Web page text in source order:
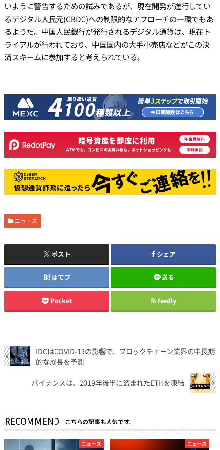
いように警告するための試みであるが、現在開発が進行してい
るデジタル人民元(CBDC)への制限的なアプローチの一環でもあ
るようだ。中国人民銀行が発行されるデジタル通貨は、現在ト
ライアルが行われており、中国国内の大手小売店などがこの決
済スキームに参加すると考えられている。
ニュース
ポスト シェア
はてブ 送る
Pocket feedly
IDCはCOVID-19の影響で、ブロックチェーン業界の中長期
的な成長を予測
バイナンスは、2019年後半に盗まれたETHを凍結
RECOMMEND こちらの記事も人気です。
ニュース ニュース